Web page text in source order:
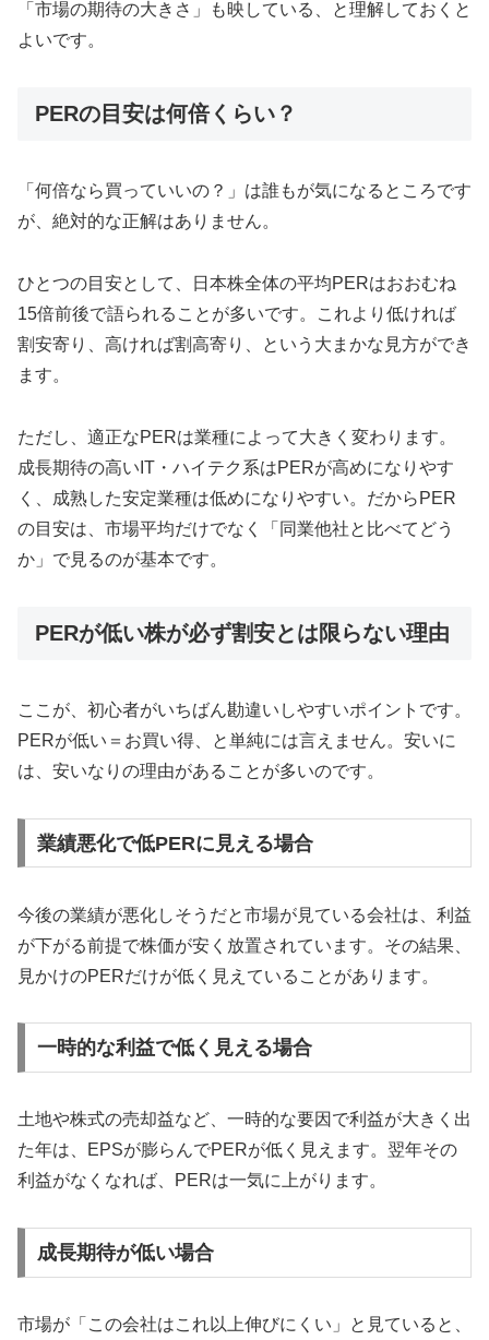
「市場の期待の大きさ」も映している、と理解しておくと
よいです。
PERの目安は何倍くらい？
「何倍なら買っていいの？」は誰もが気になるところです
が、絶対的な正解はありません。
ひとつの目安として、日本株全体の平均PERはおおむね
15倍前後で語られることが多いです。これより低ければ
割安寄り、高ければ割高寄り、という大まかな見方ができ
ます。
ただし、適正なPERは業種によって大きく変わります。
成長期待の高いIT・ハイテク系はPERが高めになりやす
く、成熟した安定業種は低めになりやすい。だからPER
の目安は、市場平均だけでなく「同業他社と比べてどう
か」で見るのが基本です。
PERが低い株が必ず割安とは限らない理由
ここが、初心者がいちばん勘違いしやすいポイントです。
PERが低い＝お買い得、と単純には言えません。安いに
は、安いなりの理由があることが多いのです。
業績悪化で低PERに見える場合
今後の業績が悪化しそうだと市場が見ている会社は、利益
が下がる前提で株価が安く放置されています。その結果、
見かけのPERだけが低く見えていることがあります。
一時的な利益で低く見える場合
土地や株式の売却益など、一時的な要因で利益が大きく出
た年は、EPSが膨らんでPERが低く見えます。翌年その
利益がなくなれば、PERは一気に上がります。
成長期待が低い場合
市場が「この会社はこれ以上伸びにくい」と見ていると、